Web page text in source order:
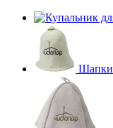
Шапки